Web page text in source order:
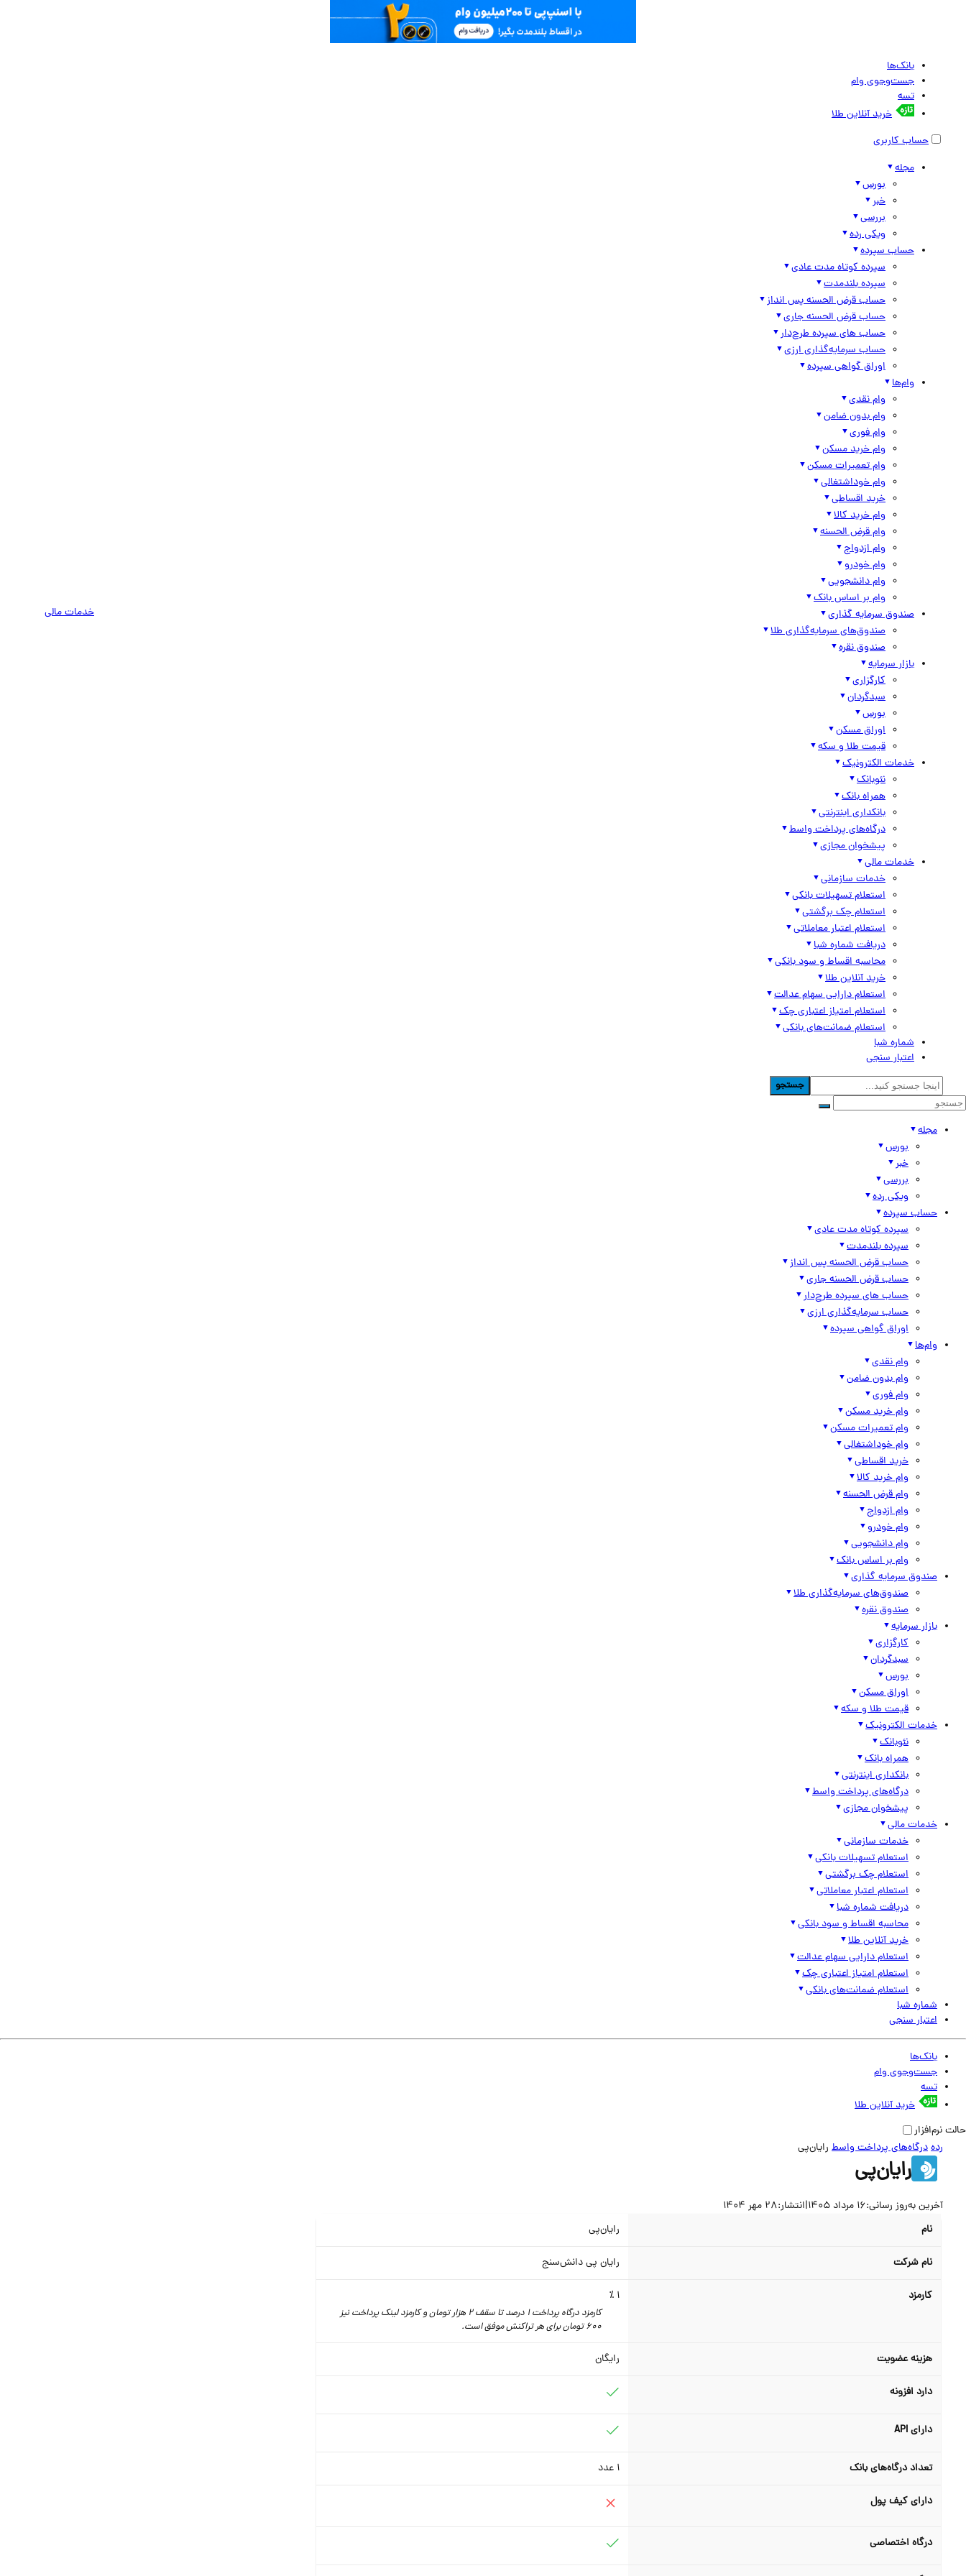
بانک‌ها
جست‌وجوی وام
تسه
خرید آنلاین طلا
حساب کاربری
مجله
بورس
خبر
بررسی
ویکی رده
حساب سپرده
سپرده کوتاه مدت عادی
سپرده بلندمدت
حساب قرض الحسنه پس انداز
حساب قرض الحسنه جاری
حساب های سپرده طرح‌دار
حساب سرمایه‌گذاری ارزی
اوراق گواهی سپرده
وام‌ها
وام نقدی
وام بدون ضامن
وام فوری
وام خرید مسکن
وام تعمیرات مسکن
وام خوداشتغالی
خرید اقساطی
وام خرید کالا
وام قرض الحسنه
وام ازدواج
وام خودرو
وام دانشجویی
وام بر اساس بانک
صندوق سرمایه گذاری
صندوق‌های سرمایه‌گذاری طلا
صندوق نقره
بازار سرمایه
کارگزاری
سبدگردان
بورس
اوراق مسکن
قیمت طلا و سکه
خدمات الکترونیک
نئوبانک
همراه بانک
بانکداری اینترنتی
درگاه‌های پرداخت واسط
پیشخوان مجازی
خدمات مالی
خدمات سازمانی
استعلام تسهیلات بانکی
استعلام چک برگشتی
استعلام اعتبار معاملاتی
دریافت شماره شبا
محاسبه اقساط و سود بانکی
خرید آنلاین طلا
استعلام دارایی سهام عدالت
استعلام امتیاز اعتباری چک
استعلام ضمانت‌های بانکی
شماره شبا
اعتبار سنجی
خدمات مالی
جستجو
مجله
بورس
خبر
بررسی
ویکی رده
حساب سپرده
سپرده کوتاه مدت عادی
سپرده بلندمدت
حساب قرض الحسنه پس انداز
حساب قرض الحسنه جاری
حساب های سپرده طرح‌دار
حساب سرمایه‌گذاری ارزی
اوراق گواهی سپرده
وام‌ها
وام نقدی
وام بدون ضامن
وام فوری
وام خرید مسکن
وام تعمیرات مسکن
وام خوداشتغالی
خرید اقساطی
وام خرید کالا
وام قرض الحسنه
وام ازدواج
وام خودرو
وام دانشجویی
وام بر اساس بانک
صندوق سرمایه گذاری
صندوق‌های سرمایه‌گذاری طلا
صندوق نقره
بازار سرمایه
کارگزاری
سبدگردان
بورس
اوراق مسکن
قیمت طلا و سکه
خدمات الکترونیک
نئوبانک
همراه بانک
بانکداری اینترنتی
درگاه‌های پرداخت واسط
پیشخوان مجازی
خدمات مالی
خدمات سازمانی
استعلام تسهیلات بانکی
استعلام چک برگشتی
استعلام اعتبار معاملاتی
دریافت شماره شبا
محاسبه اقساط و سود بانکی
خرید آنلاین طلا
استعلام دارایی سهام عدالت
استعلام امتیاز اعتباری چک
استعلام ضمانت‌های بانکی
شماره شبا
اعتبار سنجی
بانک‌ها
جست‌وجوی وام
تسه
خرید آنلاین طلا
حالت نرم‌افزار
ردهدرگاه‌های پرداخت واسط رایان‌پی
رایان‌پی
آخرین به‌روز رسانی:16 مرداد 1405 |انتشار:28 مهر 1404
نام
رایان‌پی
نام شرکت رایان پی دانش‌سنج
کارمزد 1 ٪
کارمزد درگاه پرداخت 1 درصد تا سقف 2 هزار تومان و کارمزد لینک پرداخت نیز
600 تومان برای هر تراکنش موفق است.
هزینه عضویت رایگان
دارد افزونه
دارای API
تعداد درگاه‌های بانک 1 عدد
دارای کیف پول
درگاه اختصاصی